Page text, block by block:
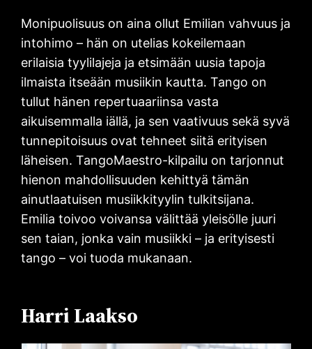
Monipuolisuus on aina ollut Emilian vahvuus ja
intohimo – hän on utelias kokeilemaan
erilaisia tyylilajeja ja etsimään uusia tapoja
ilmaista itseään musiikin kautta. Tango on
tullut hänen repertuaariinsa vasta
aikuisemmalla iällä, ja sen vaativuus sekä syvä
tunnepitoisuus ovat tehneet siitä erityisen
läheisen. TangoMaestro-kilpailu on tarjonnut
hienon mahdollisuuden kehittyä tämän
ainutlaatuisen musiikkityylin tulkitsijana.
Emilia toivoo voivansa välittää yleisölle juuri
sen taian, jonka vain musiikki – ja erityisesti
tango – voi tuoda mukanaan.
Harri Laakso